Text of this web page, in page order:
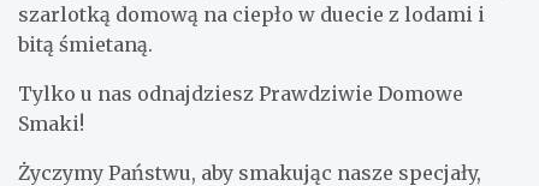
szarlotką domową na ciepło w duecie z lodami i
bitą śmietaną.
Tylko u nas odnajdziesz Prawdziwie Domowe
Smaki!
Życzymy Państwu, aby smakując nasze specjały,